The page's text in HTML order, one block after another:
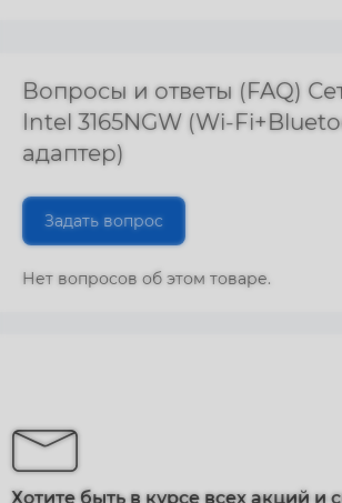
Вопросы и ответы (FAQ)
Intel 3165NGW (Wi-
адаптер)
Задать вопрос
Нет вопросов об этом товаре.
Хотите быть в курсе всех акций и